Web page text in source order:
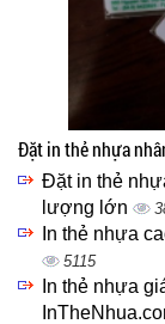
Đặt in thẻ nhựa
Đặt in thẻ
lượng lớn
In thẻ nhựa
5115
In thẻ nhựa